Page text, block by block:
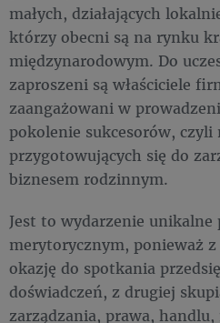
małych, działających
którzy obecni są na rynku
międzynarodowym. Do
zaproszeni są właściciele
zaangażowani w
pokolenie sukcesorów, czyli
przygotowujących się do
biznesem rodzinnym.
Jest to wydarzenie unikalne
merytorycznym, ponieważ
okazję do spotkania
doświadczeń, z drugiej
zarządzania, prawa,